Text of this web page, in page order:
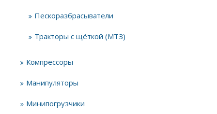
Пескоразбрасыватели
Тракторы с щёткой (МТЗ)
Компрессоры
Манипуляторы
Минипогрузчики